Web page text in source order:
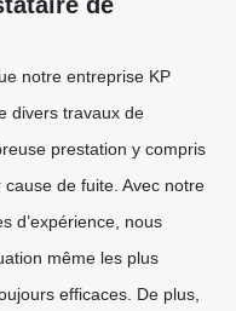
notre entreprise KP
divers travaux de
prestation y compris
de fuite. Avec notre
d’expérience, nous
même les plus
efficaces. De plus,